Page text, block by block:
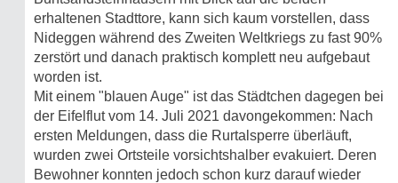
erhaltenen Stadttore, kann sich kaum vorstellen, dass
Nideggen während des Zweiten Weltkriegs zu fast 90%
zerstört und danach praktisch komplett neu aufgebaut
worden ist.
Mit einem "blauen Auge" ist das Städtchen dagegen bei
der Eifelflut vom 14. Juli 2021 davongekommen: Nach
ersten Meldungen, dass die Rurtalsperre überläuft,
wurden zwei Ortsteile vorsichtshalber evakuiert. Deren
Bewohner konnten jedoch schon kurz darauf wieder